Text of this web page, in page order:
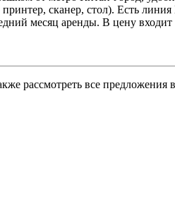
сканер, стол). Есть
месяц аренды. В цену
рассмотреть все предложения